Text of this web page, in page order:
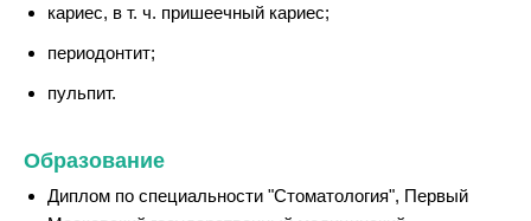
кариес, в т. ч. пришеечный кариес;
периодонтит;
пульпит.
Образование
Диплом по специальности "Стоматология", Первый